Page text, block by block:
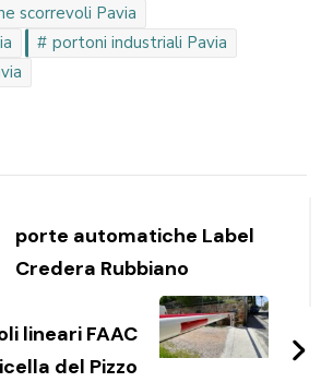
scorrevoli Pavia
portoni industriali Pavia
porte automatiche Label
Credera Rubbiano
lineari FAAC
del Pizzo